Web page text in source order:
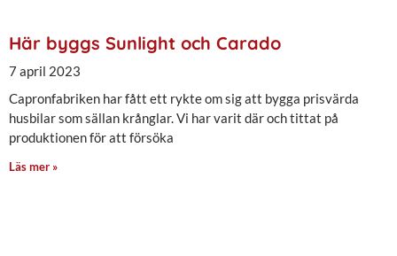
Här byggs Sunlight och Carado
7 april 2023
Capronfabriken har fått ett rykte om sig att bygga prisvärda
husbilar som sällan krånglar. Vi har varit där och tittat på
produktionen för att försöka
Läs mer »